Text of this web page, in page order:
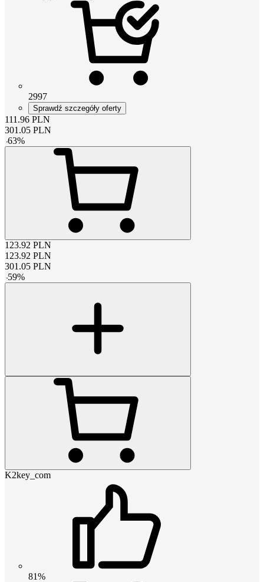
2997
Sprawdź szczegóły oferty
111.96 PLN
301.05 PLN
-63%
123.92 PLN
123.92 PLN
301.05 PLN
-59%
K2key_com
81%